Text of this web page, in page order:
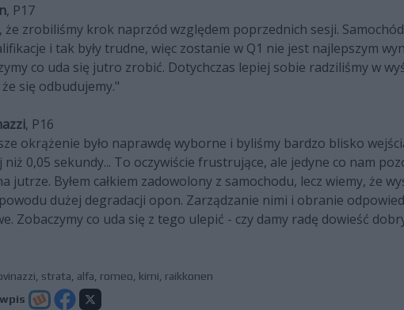
, P17
że zrobiliśmy krok naprzód względem poprzednich sesji. Samochód
i tak były trudne, więc zostanie w Q1 nie jest najlepszym
co uda się jutro zrobić. Dotychczas lepiej sobie radziliśmy w
się odbudujemy."
, P16
okrążenie było naprawdę wyborne i byliśmy bardzo blisko
niż 0,05 sekundy... To oczywiście frustrujące, ale jedyne co nam
jutrze. Byłem całkiem zadowolony z samochodu, lecz wiemy, że
dużej degradacji opon. Zarządzanie nimi i obranie
Zobaczymy co uda się z tego ulepić - czy damy radę dowieść
strata alfa romeo kimi raikkonen